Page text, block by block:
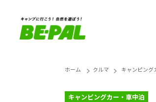
ホーム クルマ キャンピング
キャンピングカー・車中泊